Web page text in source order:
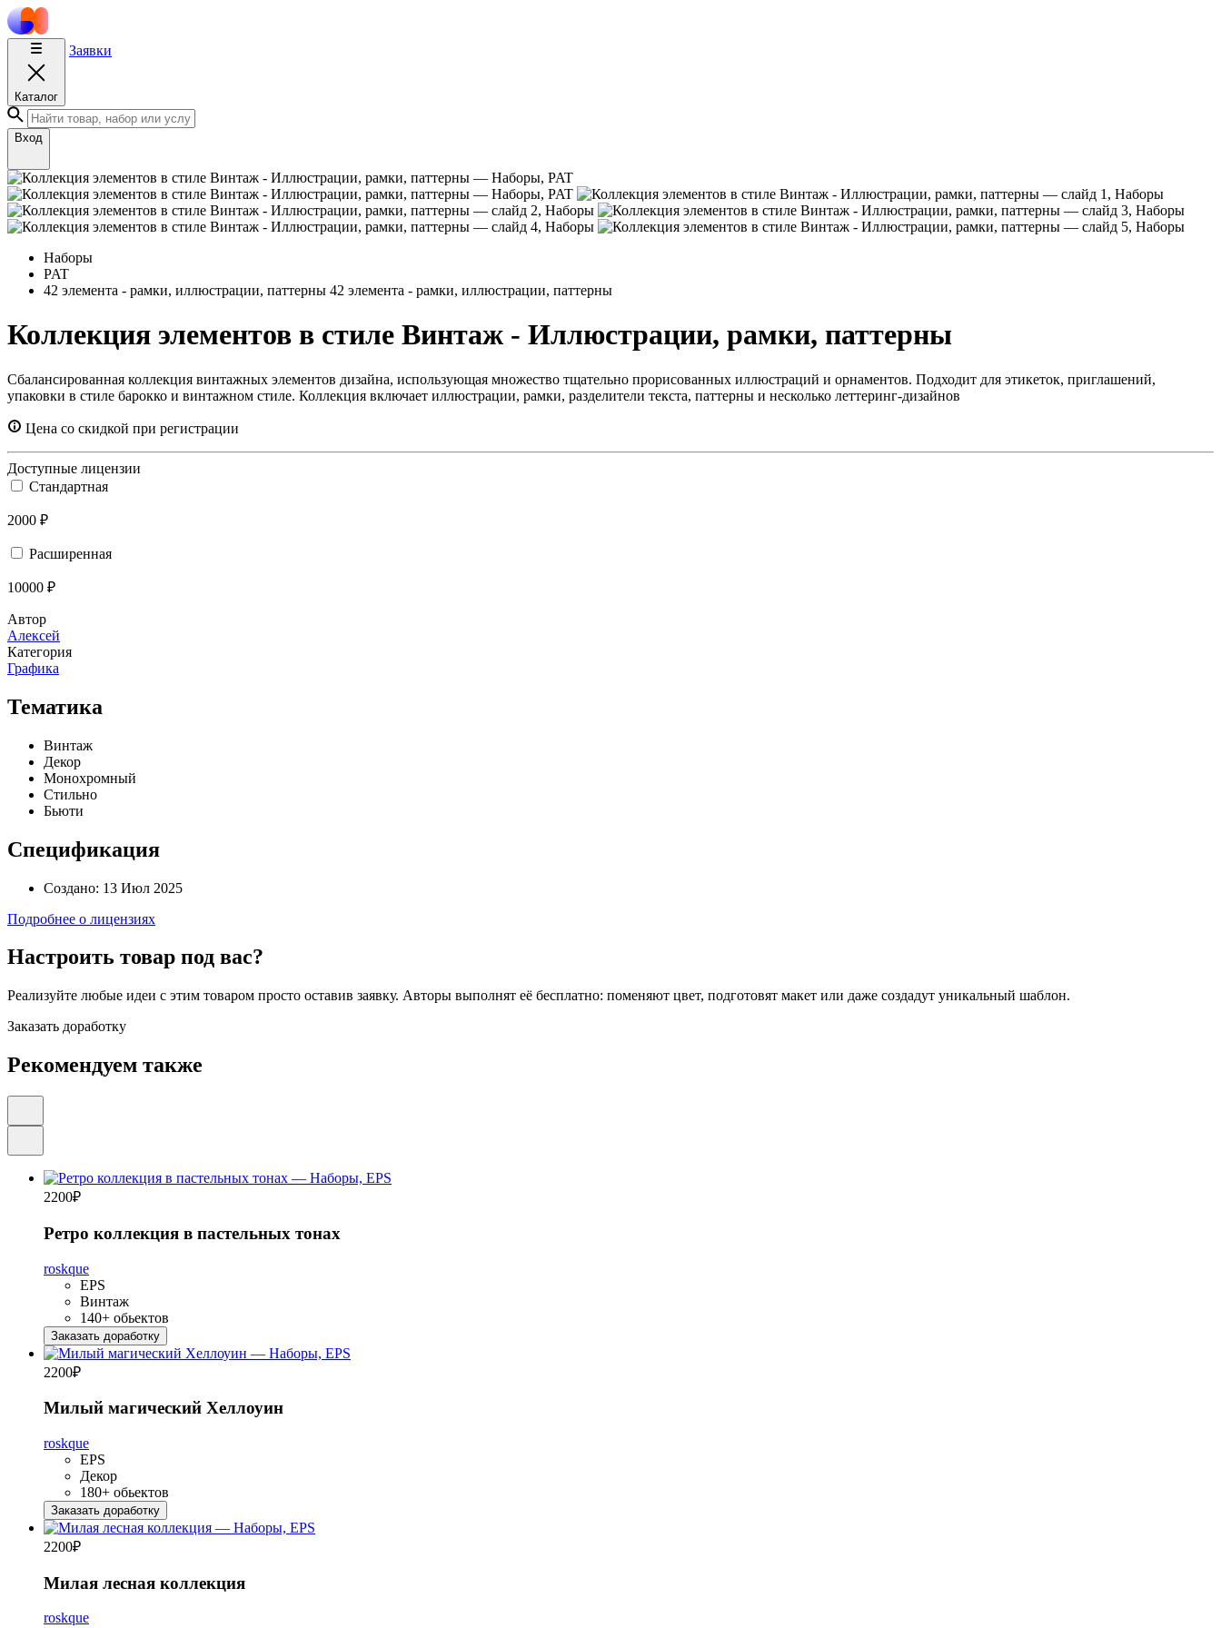
Каталог
Заявки
Вход
Наборы
PAT
42 элемента - рамки, иллюстрации, паттерны 42 элемента - рамки, иллюстрации, паттерны
Коллекция элементов в стиле Винтаж - Иллюстрации, рамки, паттерны
Сбалансированная коллекция винтажных элементов дизайна, использующая множество тщательно прорисованных иллюстраций и орнаментов. Подходит для этикеток, приглашений,
упаковки в стиле барокко и винтажном стиле. Коллекция включает иллюстрации, рамки, разделители текста, паттерны и несколько леттеринг-дизайнов
Цена со скидкой при регистрации
Доступные лицензии
Стандартная
2000 ₽
Расширенная
10000 ₽
Автор
Алексей
Категория
Графика
Тематика
Винтаж
Декор
Монохромный
Стильно
Бьюти
Спецификация
Создано: 13 Июл 2025
Подробнее о лицензиях
Настроить товар под вас?
Реализуйте любые идеи с этим товаром просто оставив заявку. Авторы выполнят её бесплатно: поменяют цвет, подготовят макет или даже создадут уникальный шаблон.
Заказать доработку
Рекомендуем также
2200₽
Ретро коллекция в пастельных тонах
roskque
EPS
Винтаж
140+ обьектов
Заказать доработку
2200₽
Милый магический Хеллоуин
roskque
EPS
Декор
180+ обьектов
Заказать доработку
2200₽
Милая лесная коллекция
roskque